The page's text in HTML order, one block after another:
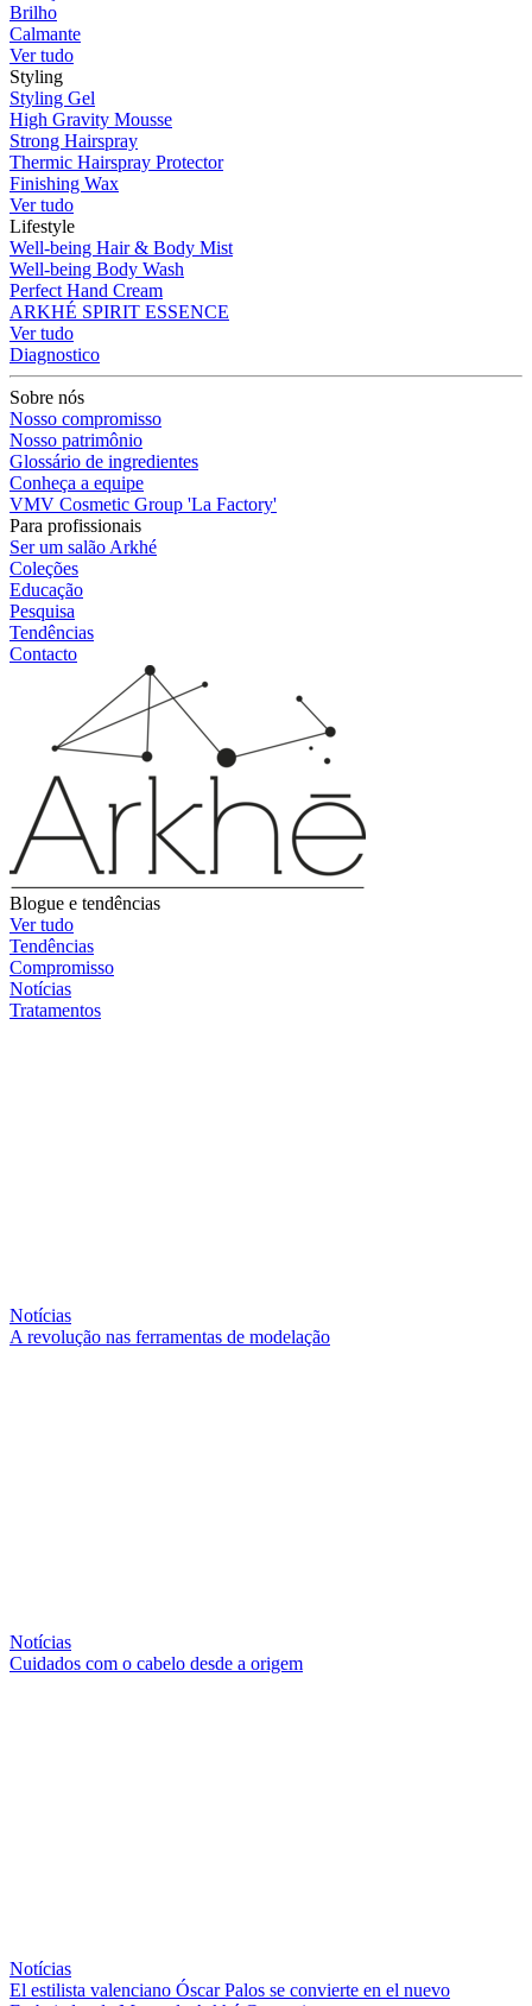
Brilho
Calmante
Ver tudo
Styling
Styling Gel
High Gravity Mousse
Strong Hairspray
Thermic Hairspray Protector
Finishing Wax
Ver tudo
Lifestyle
Well-being Hair & Body Mist
Well-being Body Wash
Perfect Hand Cream
ARKHÉ SPIRIT ESSENCE
Ver tudo
Diagnostico
Sobre nós
Nosso compromisso
Nosso patrimônio
Glossário de ingredientes
Conheça a equipe
VMV Cosmetic Group 'La Factory'
Para profissionais
Ser um salão Arkhé
Coleções
Educação
Pesquisa
Tendências
Contacto
Blogue e tendências
Ver tudo
Tendências
Compromisso
Notícias
Tratamentos
Notícias
A revolução nas ferramentas de modelação
Notícias
Cuidados com o cabelo desde a origem
Notícias
El estilista valenciano Óscar Palos se convierte en el nuevo